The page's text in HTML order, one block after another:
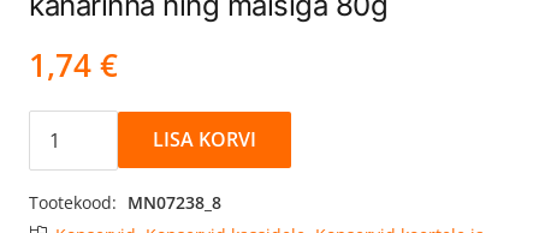
1,74 €
Natural
tuunikala
LISA KORVI
Tootekood: MN07238_8